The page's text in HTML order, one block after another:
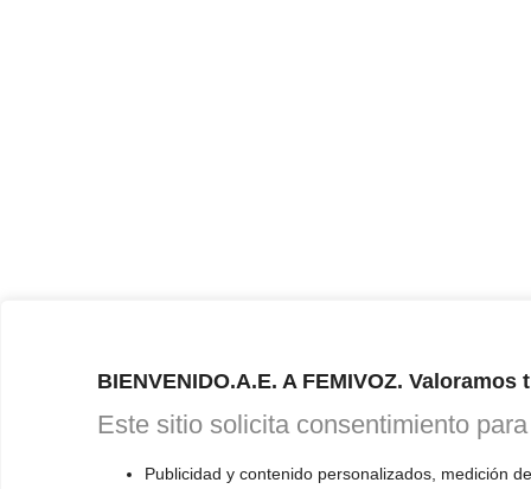
BIENVENIDO.A.E. A FEMIVOZ.
Este sitio solicita consentimiento
Publicidad y contenido personalizados, medición